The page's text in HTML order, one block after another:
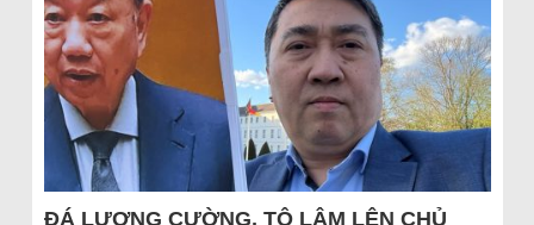
ĐÁ LƯƠNG CƯỜNG, TÔ LÂM LÊN CHỦ